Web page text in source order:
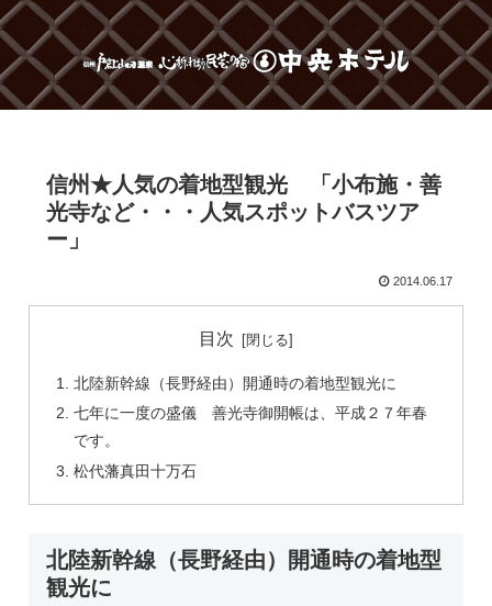
信州★人気の着地型観光 「小布施・善
光寺など・・・人気スポットバスツア
ー」
2014.06.17
目次
北陸新幹線（長野経由）開通時の着地型観光に
七年に一度の盛儀 善光寺御開帳は、平成２７年春
です。
松代藩真田十万石
北陸新幹線（長野経由）開通時の着地型
観光に